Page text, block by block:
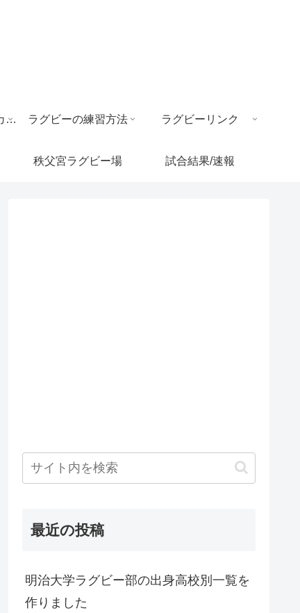
ラグビー ワールドカップ ラグビーの練習方法 ラグビーリンク
秩父宮ラグビー場 試合結果/速報
最近の投稿
明治大学ラグビー部の出身高校別一覧を
作りました